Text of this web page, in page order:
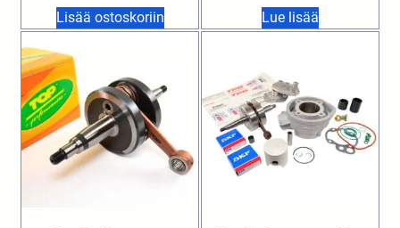
Lisää ostoskoriin Lue lisää